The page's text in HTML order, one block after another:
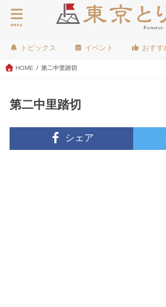
menu
トピックス イベント おすす
HOME 第二中里踏切
第二中里踏切
シェア